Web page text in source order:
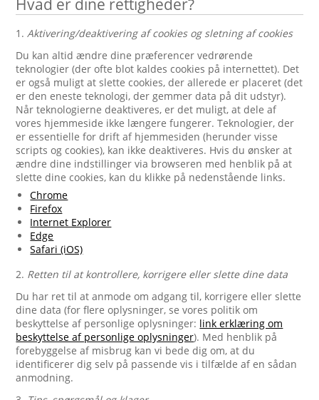
Hvad er dine rettigheder?
1.Aktivering/deaktivering af cookies og sletning af cookies
Du kan altid ændre dine præferencer vedrørende
teknologier (der ofte blot kaldes cookies på internettet). Det
er også muligt at slette cookies, der allerede er placeret (det
er den eneste teknologi, der gemmer data på dit udstyr).
Når teknologierne deaktiveres, er det muligt, at dele af
vores hjemmeside ikke længere fungerer. Teknologier, der
er essentielle for drift af hjemmesiden (herunder visse
scripts og cookies), kan ikke deaktiveres. Hvis du ønsker at
ændre dine indstillinger via browseren med henblik på at
slette dine cookies, kan du klikke på nedenstående links.
Chrome
Firefox
Internet Explorer
Edge
Safari (iOS)
2. Retten til at kontrollere, korrigere eller slette dine data
Du har ret til at anmode om adgang til, korrigere eller slette
dine data (for flere oplysninger, se vores politik om
beskyttelse af personlige oplysninger: link erklæring om
beskyttelse af personlige oplysninger). Med henblik på
forebyggelse af misbrug kan vi bede dig om, at du
identificerer dig selv på passende vis i tilfælde af en sådan
anmodning.